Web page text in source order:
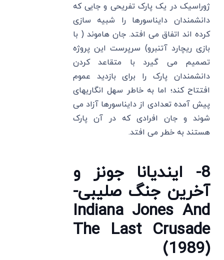
ژوراسیک در یک پارک تفریحی و جایی که
دانشمندان دایناسورها را شبیه سازی
کرده اند اتفاق می افتد. جان هاموند ( با
بازی ریچارد آتنبرو) سرپرست این پروژه
تصمیم می گیرد با متقاعد کردن
دانشمندان پارک را برای بازدید عموم
افتتاح کند؛ اما به خاطر سهل انگاریهای
پیش آمده تعدادی از دایناسورها آزاد می
شوند و جان افرادی که در آن پارک
هستند به خطر می افتد.
8- ایندیانا جونز و
آخرین جنگ صلیبی-
Indiana Jones And
The Last Crusade
(1989)